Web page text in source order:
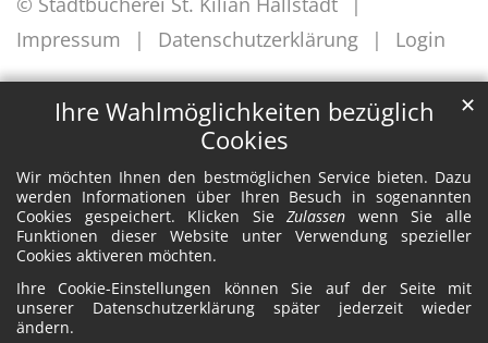
Ihre Wahlmöglichkeiten bezüglich
Cookies
Wir möchten Ihnen den bestmöglichen Service bieten. Dazu
werden Informationen über Ihren Besuch in sogenannten
Cookies gespeichert. Klicken SieZulassen wenn Sie alle
Funktionen dieser Website unter Verwendung spezieller
Cookies aktiveren möchten.
Ihre Cookie-Einstellungen können Sie auf der Seite mit
unserer Datenschutzerklärung später jederzeit wieder
ändern.
✕
Impressum
Datenschutzerklärung Login